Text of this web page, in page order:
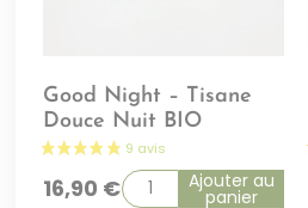
Good Night – Tisane
Douce Nuit BIO
16,90 € Ajouter au
panier